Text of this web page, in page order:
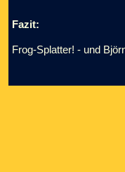
Fazit:
Frog-Splatter! - und